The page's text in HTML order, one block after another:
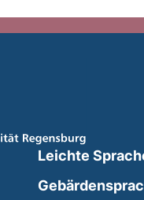
Leichte